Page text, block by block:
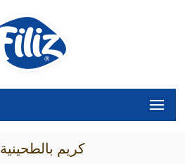
كريم بالطحينية